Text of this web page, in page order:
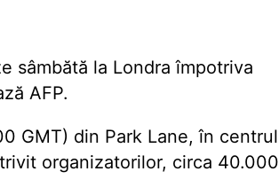
sâmbătă la Londra împotriva
AFP.
GMT) din Park Lane, în centrul
organizatorilor, circa 40.000